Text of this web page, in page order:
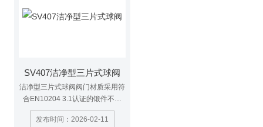
SV407洁净型三片式球阀
洁净型三片式球阀阀门材质采用符
合EN10204 3.1认证的锻件不锈
钢，通过电解抛光，可以达到更高
的洁净使用标准，与介质密切接触
发布时间：2026-02-11